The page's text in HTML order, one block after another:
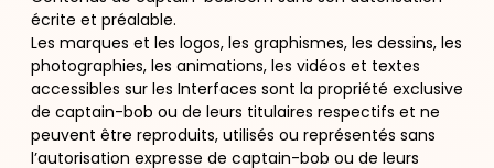
écrite et préalable.
Les marques et les logos, les graphismes, les dessins, les
photographies, les animations, les vidéos et textes
accessibles sur les Interfaces sont la propriété exclusive
de captain-bob ou de leurs titulaires respectifs et ne
peuvent être reproduits, utilisés ou représentés sans
l’autorisation expresse de captain-bob ou de leurs